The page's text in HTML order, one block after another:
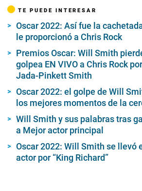
TE PUEDE INTERESAR
Oscar 2022: Así fue la
le proporcionó a Chris Rock
Premios Oscar: Will Smith
golpea EN VIVO a Chris Rock
Jada-Pinkett Smith
Oscar 2022: el golpe de Will
los mejores momentos de la
Will Smith y sus palabras tras
a Mejor actor principal
Oscar 2022: Will Smith se llevó
actor por “King Richard”